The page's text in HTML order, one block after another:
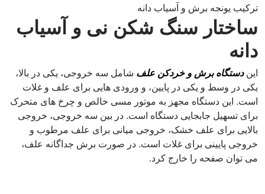
ترکیب یونجه برش و آسیاب دانه
ساختار سنگ شکن نی و آسیاب
دانه
ایندستگاه برش و خردکن علف شامل سه خروجی، یکی در بالا،
یکی در وسط و یکی در پایین، و ورودی هایی برای علف و غلات
است. این دستگاه مجهز به موتور مسی خالص و چرخ های متحرک
برای تسهیل جابجایی دستگاه است. در بین سه خروجی، خروجی
بالایی برای علف خشک، خروجی میانی برای علف مرطوب و
خروجی پایینی برای غلات است. در صورت برش جداگانه علف،
می توان صفحه را خارج کرد.